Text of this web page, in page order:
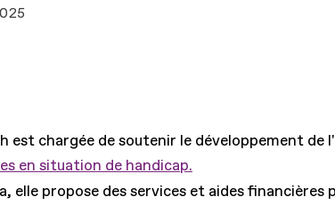
est chargée de soutenir le développement de
en situation de handicap.
elle propose des services et aides financières